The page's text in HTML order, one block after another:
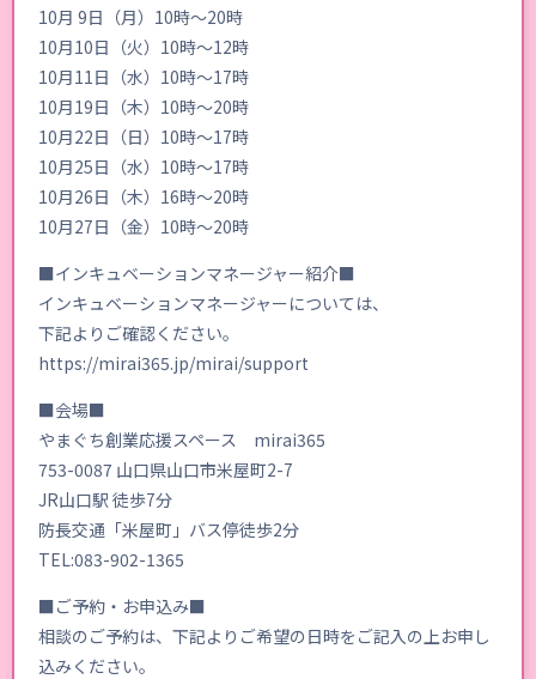
10月 9日（月）10時～20時
10月10日（火）10時～12時
10月11日（水）10時～17時
10月19日（木）10時～20時
10月22日（日）10時～17時
10月25日（水）10時～17時
10月26日（木）16時～20時
10月27日（金）10時～20時
■インキュベーションマネージャー紹介■
インキュベーションマネージャーについては、
下記よりご確認ください。
https://mirai365.jp/mirai/support
■会場■
やまぐち創業応援スペース mirai365
753-0087 山口県山口市米屋町2-7
JR山口駅 徒歩7分
防長交通「米屋町」バス停徒歩2分
TEL:083-902-1365
■ご予約・お申込み■
相談のご予約は、下記よりご希望の日時をご記入の上お申し
込みください。